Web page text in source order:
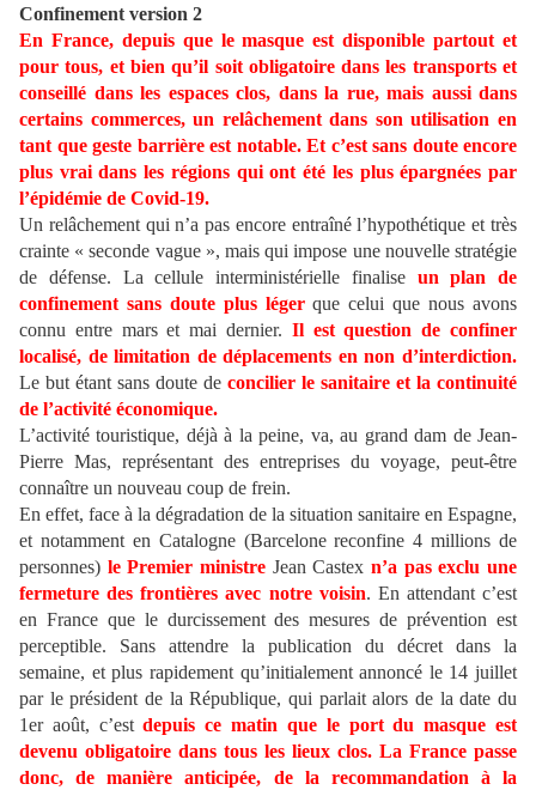
Confinement version 2
En France, depuis que le masque est disponible partout et
pour tous, et bien qu’il soit obligatoire dans les transports et
conseillé dans les espaces clos, dans la rue, mais aussi dans
certains commerces, un relâchement dans son utilisation en
tant que geste barrière est notable. Et c’est sans doute encore
plus vrai dans les régions qui ont été les plus épargnées par
l’épidémie de Covid-19.
Un relâchement qui n’a pas encore entraîné l’hypothétique et très
crainte « seconde vague », mais qui impose une nouvelle stratégie
de défense. La cellule interministérielle finalise un plan de
confinement sans doute plus légerque celui que nous avons
connu entre mars et mai dernier. Il est question de confiner
localisé, de limitation de déplacements en non d’interdiction.
Le but étant sans doute de concilier le sanitaire et la continuité
de l’activité économique.
L’activité touristique, déjà à la peine, va, au grand dam de Jean-
Pierre Mas, représentant des entreprises du voyage, peut-être
connaître un nouveau coup de frein.
En effet, face à la dégradation de la situation sanitaire en Espagne,
et notamment en Catalogne (Barcelone reconfine 4 millions de
personnes) le Premier ministre Jean Castex n’a pas exclu une
fermeture des frontières avec notre voisin. En attendant c’est
en France que le durcissement des mesures de prévention est
perceptible. Sans attendre la publication du décret dans la
semaine, et plus rapidement qu’initialement annoncé le 14 juillet
par le président de la République, qui parlait alors de la date du
1er août, c’estdepuis ce matin que le port du masque est
devenu obligatoire dans tous les lieux clos. La France passe
donc, de manière anticipée, de la recommandation à la